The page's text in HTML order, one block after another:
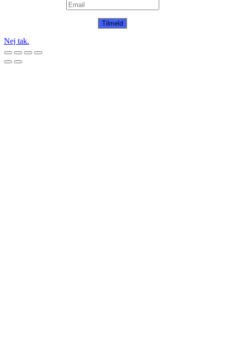
Tilmeld
Nej tak.